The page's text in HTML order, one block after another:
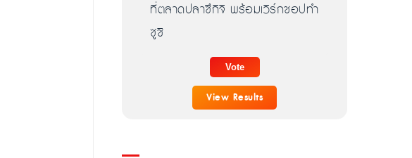
ที่ตลาดปลาซึกิจิ พร้อมเวิร์กชอปทำ
ซูชิ
View Results